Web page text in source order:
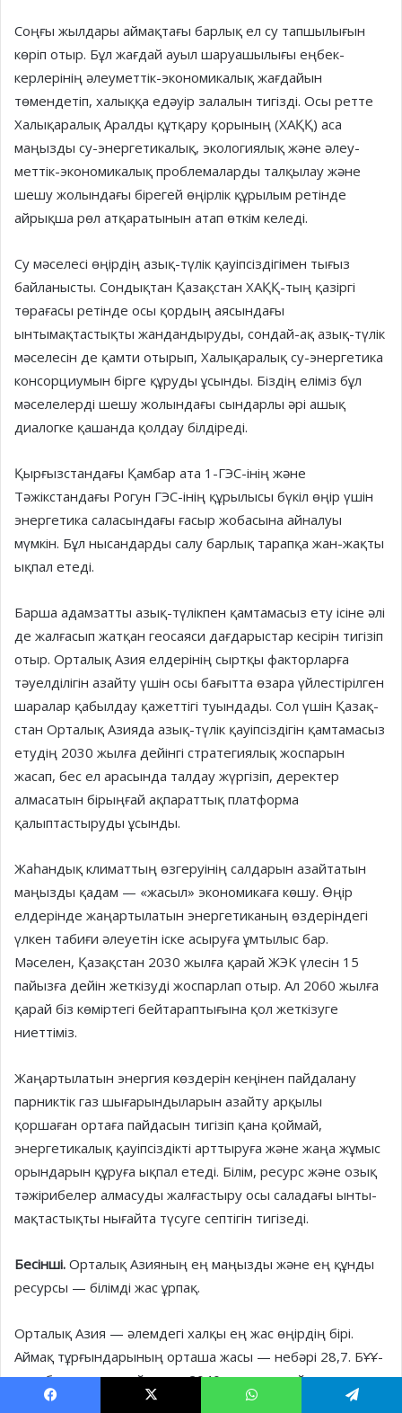
Соңғы жылдары аймақтағы бар­лық ел су тапшылығын
көріп отыр. Бұл жағдай ауыл шаруашылығы еңбек­
керлерінің әлеуметтік-экономика­лық жағдайын
төмендетіп, халыққа едәуір залалын тигізді. Осы рет­те
Халықаралық Аралды құтқару қоры­ның (ХАҚҚ) аса
маңызды су-энер­гетикалық, экологиялық және әлеу­
меттік-экономикалық проблемаларды талқылау және
шешу жолындағы бірегей өңірлік құрылым ретінде
айрықша рөл атқаратынын атап өткім келеді.
Су мәселесі өңірдің азық-түлік қауіпсіздігімен тығыз
байланыс­ты. Сондықтан Қазақстан ХАҚҚ-тың қазіргі
төрағасы ретінде осы қордың аясындағы
ынтымақтастықты жандандыруды, сондай-ақ азық-түлік
мәселесін де қамти отырып, Халықаралық су-энергетика
консорциумын бірге құруды ұсынды. Біздің еліміз бұл
мәселелерді шешу жолындағы сындарлы әрі ашық
диалогке қашанда қолдау білдіреді.
Қырғызстандағы Қамбар ата 1-ГЭС-інің және
Тәжікстандағы Рогун ГЭС-інің құрылысы бүкіл өңір үшін
энергетика саласындағы ғасыр жобасына айналуы
мүмкін. Бұл нысандарды салу барлық тарапқа жан-жақты
ықпал етеді.
Барша адамзатты азық-түлікпен қамтамасыз ету ісіне әлі
де жалғасып жатқан геосаяси дағдарыстар кесірін тигізіп
отыр. Орталық Азия елд­ері­нің сыртқы факторларға
тәуелділі­гін азайту үшін осы бағытта өзара үй­лес­тірілген
шаралар қабылдау қажет­­тігі туындады. Сол үшін Қазақ­
стан Орталық Азияда азық-түлік қауіпсіздігін қамтамасыз
етудің 2030 жылға дейінгі стратегиялық жоспарын
жасап, бес ел арасында талдау жүргізіп, деректер
алмасатын бірыңғай ақпараттық платформа
қалыптастыруды ұсынды.
Жаһандық климаттың өзгеруінің салдарын азайтатын
маңызды қадам — «жасыл» экономикаға көшу. Өңір
елдерінде жаңартылатын энер­ге­тиканың өздеріндегі
үлкен табиғи әлеуетін іске асыруға ұмтылыс бар.
Мәселен, Қазақстан 2030 жылға қарай ЖЭК үлесін 15
пайызға дейін жеткізуді жоспарлап отыр. Ал 2060 жылға
қарай біз көміртегі бей­тараптығына қол жеткізуге
ниеттіміз.
Жаңартылатын энергия көздерін кеңінен пайдалану
парниктік газ шығарындыларын азайту арқылы
қоршаған ортаға пайдасын тигізіп қана қоймай,
энергетикалық қауіпсіздікті арттыруға және жаңа жұмыс
орындарын құруға ықпал етеді. Білім, ресурс және озық
тәжірибелер алмасуды жалғастыру осы саладағы ынты­
мақ­тастықты нығайта түсуге септігін тигізеді.
Бесінші. Орталық Азияның ең маңызды және ең құнды
ресурсы — білімді жас ұрпақ.
Орталық Азия — әлемдегі хал­қы ең жас өңірдің бірі.
Аймақ тұрғын­дарының орташа жасы — небәрі 28,7. БҰҰ-
ның болжамына сүйенсек, 2040 жылға қарай
азаматтарымыздың орташа жасы одан әрі төмендеп,